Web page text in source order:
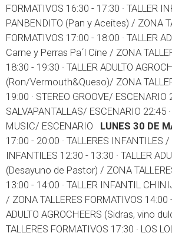
FORMATIVOS 16:30 - 17:30 · TALLER
PANBENDITO (Pan y Aceites) / ZONA
FORMATIVOS 17:00 - 18:00 · TALLER
Carne y Perras Pa´l Cine / ZONA
18:30 - 19:30 · TALLER ADULTO
(Ron/Vermouth&Queso)/ ZONA
19:00 · STEREO GROOVE/ ESCENARIO
SALVAPANTALLAS/ ESCENARIO 22:45
MUSIC/ ESCENARIO
LUNES 30 DE
17:00 - 20:00 · TALLERES INFANTILES /
INFANTILES 12:30 - 13:30 · TALLER
(Desayuno de Pastor) / ZONA
13:00 - 14:00 · TALLER INFANTIL
/ ZONA TALLERES FORMATIVOS 14:00
ADULTO AGROCHEERS (Sidras, vino
TALLERES FORMATIVOS 17:30 · LOS